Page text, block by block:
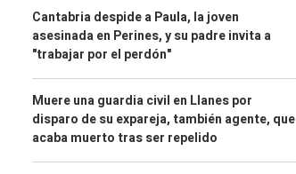
Cantabria despide a Paula, la joven
asesinada en Perines, y su padre invita a
"trabajar por el perdón"
Muere una guardia civil en Llanes por
disparo de su expareja, también agente, que
acaba muerto tras ser repelido